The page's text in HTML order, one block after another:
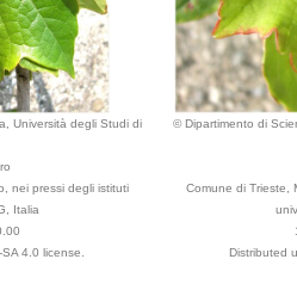
Università degli Studi di
nei pressi degli istituti
Italia
4.0 license.
© Dipartimento di
Comune di Trieste,
Distributed